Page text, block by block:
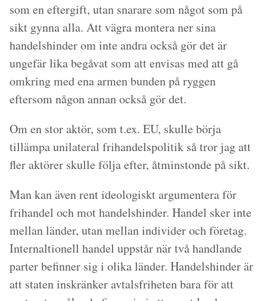
som en eftergift, utan snarare som något som på
sikt gynna alla. Att vägra montera ner sina
handelshinder om inte andra också gör det är
ungefär lika begåvat som att envisas med att gå
omkring med ena armen bunden på ryggen
eftersom någon annan också gör det.
Om en stor aktör, som t.ex. EU, skulle börja
tillämpa unilateral frihandelspolitik så tror jag att
fler aktörer skulle följa efter, åtminstonde på sikt.
Man kan även rent ideologiskt argumentera för
frihandel och mot handelshinder. Handel sker inte
mellan länder, utan mellan individer och företag.
Internaltionell handel uppstår när två handlande
parter befinner sig i olika länder. Handelshinder är
att staten inskränker avtalsfriheten bara för att